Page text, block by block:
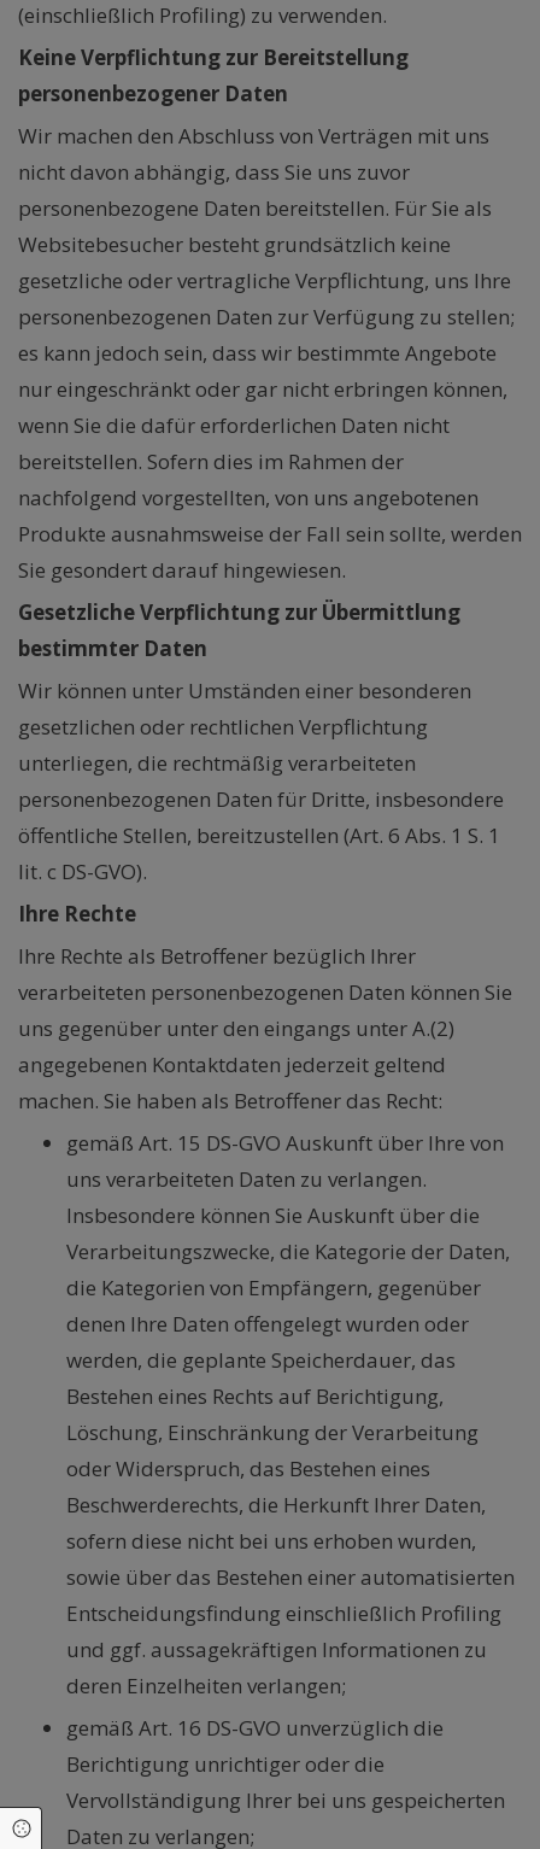
(einschließlich Profiling) zu verwenden.
Keine Verpflichtung zur Bereitstellung
personenbezogener Daten
Wir machen den Abschluss von Verträgen mit uns
nicht davon abhängig, dass Sie uns zuvor
personenbezogene Daten bereitstellen. Für Sie als
Websitebesucher besteht grundsätzlich keine
gesetzliche oder vertragliche Verpflichtung, uns Ihre
personenbezogenen Daten zur Verfügung zu stellen;
es kann jedoch sein, dass wir bestimmte Angebote
nur eingeschränkt oder gar nicht erbringen können,
wenn Sie die dafür erforderlichen Daten nicht
bereitstellen. Sofern dies im Rahmen der
nachfolgend vorgestellten, von uns angebotenen
Produkte ausnahmsweise der Fall sein sollte, werden
Sie gesondert darauf hingewiesen.
Gesetzliche Verpflichtung zur Übermittlung
bestimmter Daten
Wir können unter Umständen einer besonderen
gesetzlichen oder rechtlichen Verpflichtung
unterliegen, die rechtmäßig verarbeiteten
personenbezogenen Daten für Dritte, insbesondere
öffentliche Stellen, bereitzustellen (Art. 6 Abs. 1 S. 1
lit. c DS-GVO).
Ihre Rechte
Ihre Rechte als Betroffener bezüglich Ihrer
verarbeiteten personenbezogenen Daten können Sie
uns gegenüber unter den eingangs unter A.(2)
angegebenen Kontaktdaten jederzeit geltend
machen. Sie haben als Betroffener das Recht:
gemäß Art. 15 DS-GVO Auskunft über Ihre von
uns verarbeiteten Daten zu verlangen.
Insbesondere können Sie Auskunft über die
Verarbeitungszwecke, die Kategorie der Daten,
die Kategorien von Empfängern, gegenüber
denen Ihre Daten offengelegt wurden oder
werden, die geplante Speicherdauer, das
Bestehen eines Rechts auf Berichtigung,
Löschung, Einschränkung der Verarbeitung
oder Widerspruch, das Bestehen eines
Beschwerderechts, die Herkunft Ihrer Daten,
sofern diese nicht bei uns erhoben wurden,
sowie über das Bestehen einer automatisierten
Entscheidungsfindung einschließlich Profiling
und ggf. aussagekräftigen Informationen zu
deren Einzelheiten verlangen;
gemäß Art. 16 DS-GVO unverzüglich die
Berichtigung unrichtiger oder die
Vervollständigung Ihrer bei uns gespeicherten
Daten zu verlangen;
Cookie Einstellungen